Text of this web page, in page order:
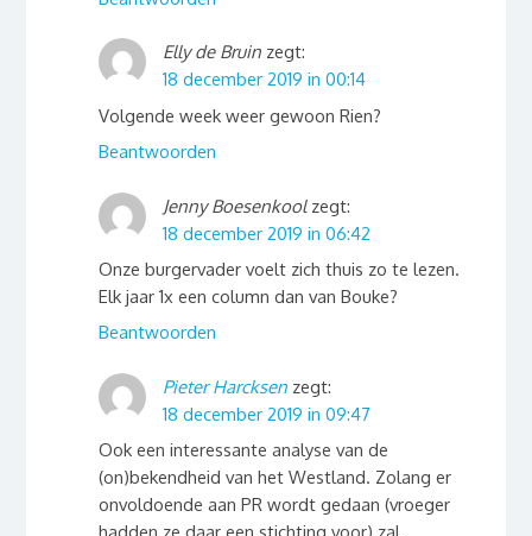
Elly de Bruin zegt:
18 december 2019 in 00:14
Volgende week weer gewoon Rien?
Beantwoorden
Jenny Boesenkool zegt:
18 december 2019 in 06:42
Onze burgervader voelt zich thuis zo te lezen.
Elk jaar 1x een column dan van Bouke?
Beantwoorden
Pieter Harcksen zegt:
18 december 2019 in 09:47
Ook een interessante analyse van de
(on)bekendheid van het Westland. Zolang er
onvoldoende aan PR wordt gedaan (vroeger